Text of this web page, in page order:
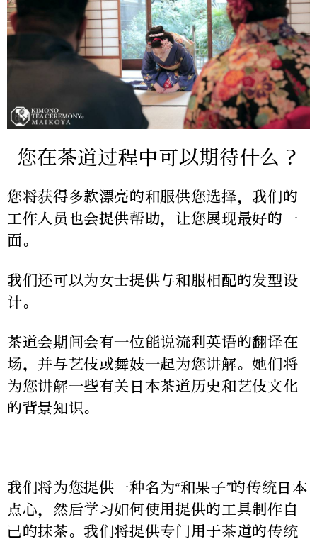
您在茶道过程中可以期待什么？
您将获得多款漂亮的和服供您选择，我们的
工作人员也会提供帮助，让您展现最好的一
面。
我们还可以为女士提供与和服相配的发型设
计。
茶道会期间会有一位能说流利英语的翻译在
场，并与艺伎或舞妓一起为您讲解。她们将
为您讲解一些有关日本茶道历史和艺伎文化
的背景知识。
我们将为您提供一种名为“和果子”的传统日本
点心，然后学习如何使用提供的工具制作自
己的抹茶。我们将提供专门用于茶道的传统